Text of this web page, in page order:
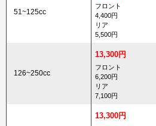
51~125cc
フロント
4,400円
リア
5,500円
126~250cc
13,300円
フロント
6,200円
リア
7,100円
13,300円